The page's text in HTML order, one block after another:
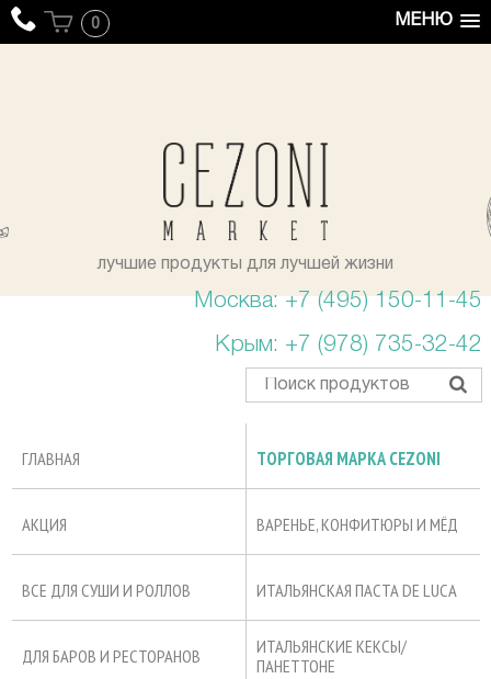
МЕНЮ
0
лучшие продукты для лучшей жизни
Москва: +7 (495) 150-11-45
Крым: +7 (978) 735-32-42
ГЛАВНАЯ ТОРГОВАЯ МАРКА CEZONI
АКЦИЯ ВАРЕНЬЕ, КОНФИТЮРЫ И МЁД
ВСЕ ДЛЯ СУШИ И РОЛЛОВ ИТАЛЬЯНСКАЯ ПАСТА DE LUCA
ДЛЯ БАРОВ И РЕСТОРАНОВ
ИТАЛЬЯНСКИЕ КЕКСЫ/
ПАНЕТТОНЕ